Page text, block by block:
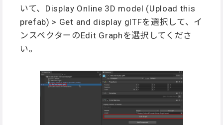
いて、Display Online 3D model (Upload this
prefab) > Get and display glTFを選択して、イ
ンスペクターのEdit Graphを選択してくださ
い。